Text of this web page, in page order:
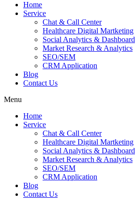
Home
Service
Chat & Call Center
Healthcare Digital Martketing
Social Analytics & Dashboard
Market Research & Analytics
SEO/SEM
CRM Application
Blog
Contact Us
Menu
Home
Service
Chat & Call Center
Healthcare Digital Martketing
Social Analytics & Dashboard
Market Research & Analytics
SEO/SEM
CRM Application
Blog
Contact Us